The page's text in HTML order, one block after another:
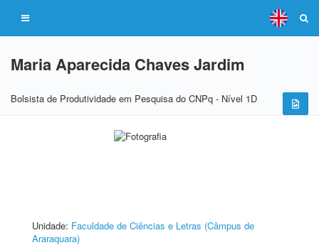
Maria Aparecida Chaves Jardim
Bolsista de Produtividade em Pesquisa do CNPq - Nível 1D
Unidade: Faculdade de Ciências e Letras (Câmpus de
Araraquara)